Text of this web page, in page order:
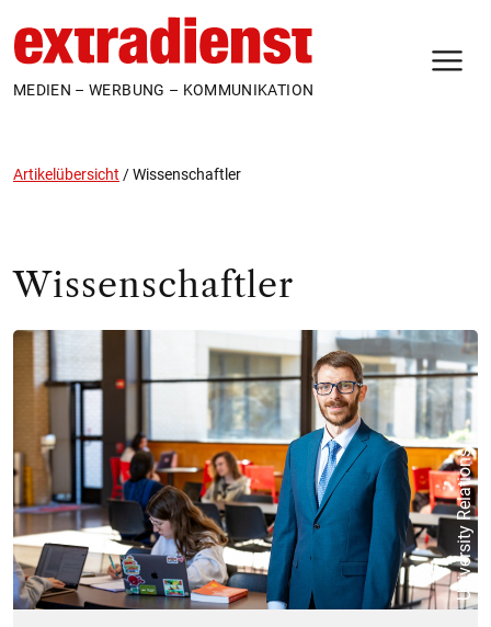
MEDIEN – WERBUNG – KOMMUNIKATION
Artikelübersicht /Wissenschaftler
Wissenschaftler
University Relations